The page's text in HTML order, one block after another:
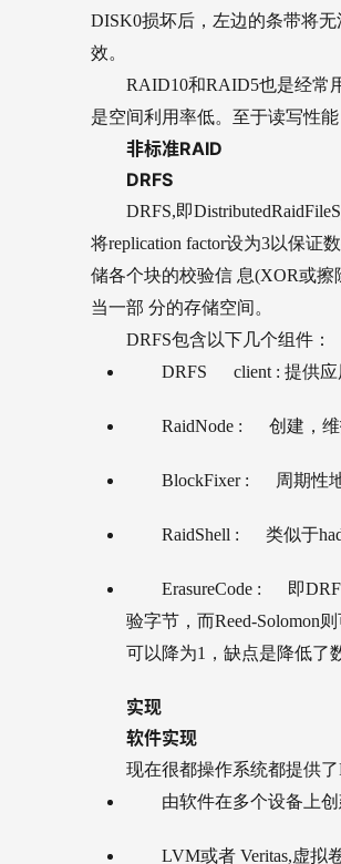
DISK0损坏后，左边的条带将
效。
RAID10和RAID5也是经常
是空间利用率低。至于读写性
非标准RAID
DRFS
DRFS,即
将replication factor设为3以保证
储各个块的校验信 息(XOR或
当一部 分的存储空间。
DRFS包含以下几个组件：
DRFS client : 提供
RaidNode : 创建，
BlockFixer : 周期性
RaidShell : 类似于
ErasureCode :
即
验字节，而Reed-Solomon
可以降为1，缺点是降低
实现
软件实现
现在很都操作系统都提供
由软件在多个设备上
LVM或者 Veritas,虚拟